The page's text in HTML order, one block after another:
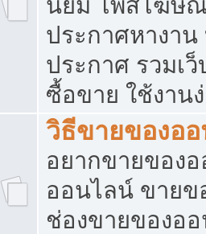
นิยม โพสโฆษ
ประกาศหางาน
ประกาศ รวมเ
ซื้อขาย ใช้งาน
วิธีขายของอ
อยากขายของ
ออนไลน์ ขายข
ช่องขายของอ